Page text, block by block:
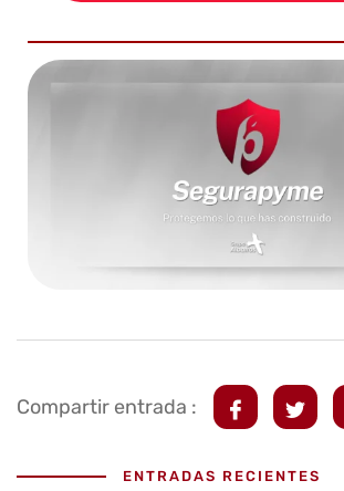
Compartir entrada :
ENTRADAS RECIENTES